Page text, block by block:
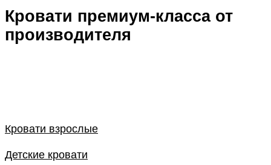
Кровати премиум-класса от
производителя
Кровати взрослые
Детские кровати